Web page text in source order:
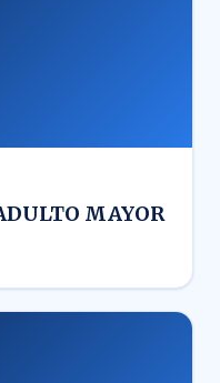
MAYOR